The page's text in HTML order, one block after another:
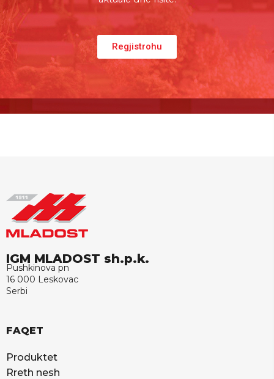
Regjistrohu
IGM MLADOST sh.p.k.
Pushkinova pn
16 000 Leskovac
Serbi
FAQET
Produktet
Rreth nesh